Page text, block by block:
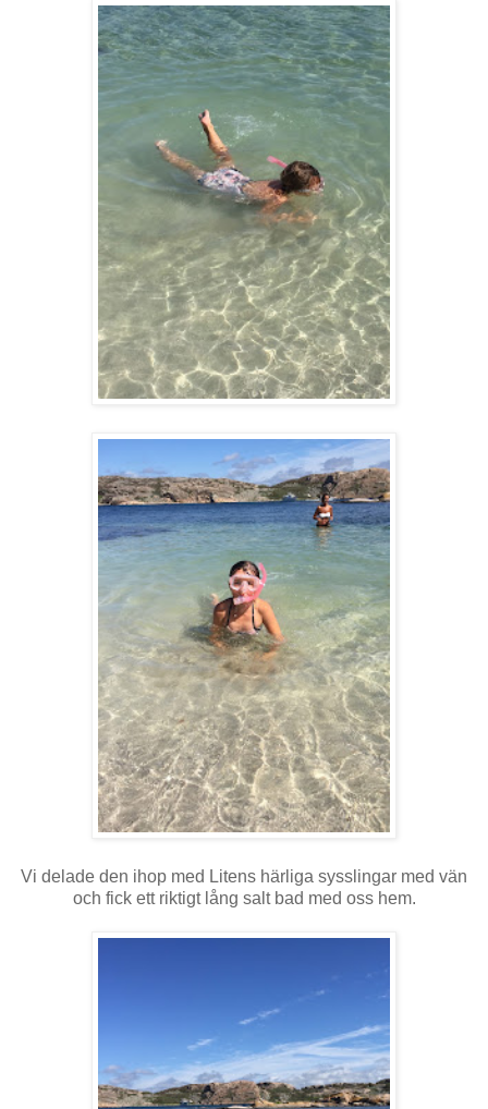
Vi delade den ihop med Litens härliga sysslingar med vän
och fick ett riktigt lång salt bad med oss hem.